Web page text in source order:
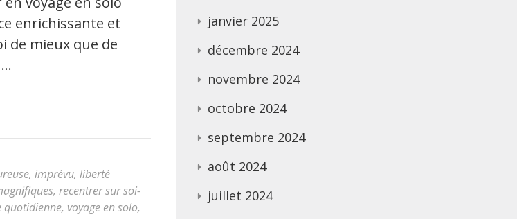
enrichissante et
de mieux que de
, imprévu, liberté
, recentrer sur soi-
quotidienne, voyage en solo,
janvier 2025
décembre 2024
novembre 2024
octobre 2024
septembre 2024
août 2024
juillet 2024